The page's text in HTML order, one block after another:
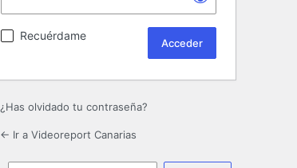
Recuérdame
¿Has olvidado tu contraseña?
← Ir a Videoreport Canarias